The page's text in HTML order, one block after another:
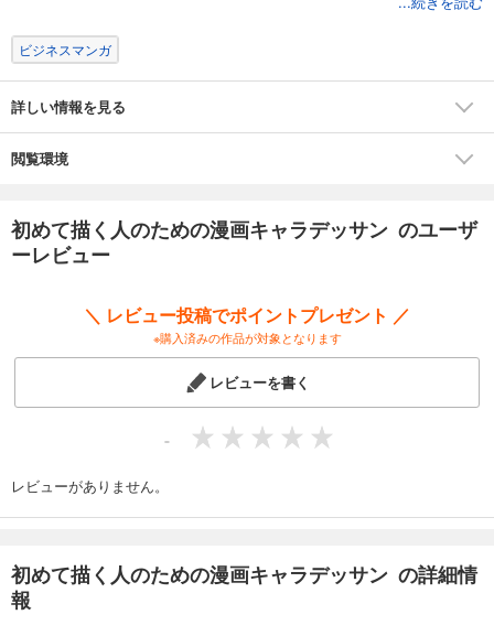
形はとることはありませんが、トレースは意外と難しく、ビギナーが間
違えやすいところを徹底的に解説します。
形をとる方法として、構図を立体的に理解する「立体視」と、座標と比
率で形を割り出す「平面視」のふたつの方法を紹介します。
第3章はその「平面視」的アプローチで、沢山の漫画技法書ベストセラー
第5章では実際に一枚の絵を描き上げていく手順を今までの説明を取り入
れ丁寧に解説しています。
ビジネスマンガ
詳しい情報を見る
閲覧環境
初めて描く人のための漫画キャラデッサン のユーザ
ーレビュー
＼ レビュー投稿でポイントプレゼント ／
※購入済みの作品が対象となります
レビューを書く
-
レビューがありません。
初めて描く人のための漫画キャラデッサン の詳細情
報